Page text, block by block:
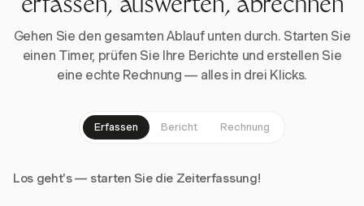
erfassen, auswerten, abrechnen
Gehen Sie den gesamten Ablauf unten durch. Starten Sie
einen Timer, prüfen Sie Ihre Berichte und erstellen Sie
eine echte Rechnung — alles in drei Klicks.
Erfassen Bericht Rechnung
Los geht's — starten Sie die Zeiterfassung!